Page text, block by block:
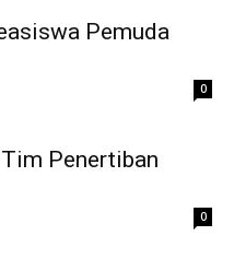
Pemuda
0
Penertiban
0